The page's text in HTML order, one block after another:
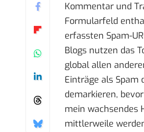
Kommentar und
Formularfeld
erfassten Spam-
Blogs nutzen das
global allen
Einträge als Spam
demarkieren,
mein wachsendes
mittlerweile